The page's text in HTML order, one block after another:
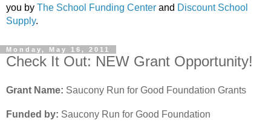
you by The School Funding Center and Discount School
Supply.
Monday, May 16, 2011
Check It Out: NEW Grant Opportunity!
Grant Name: Saucony Run for Good Foundation Grants
Funded by: Saucony Run for Good Foundation